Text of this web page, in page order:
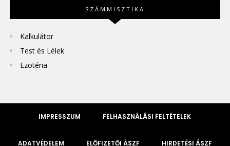
SZÁMMISZTIKA
Kalkulátor
Test és Lélek
Ezotéria
IMPRESSZUM FELHASZNÁLÁSI FELTÉTELEK
ADATVÉDELEM ELŐFIZETŐI ÁSZF HIRDETÉSI ÁSZF